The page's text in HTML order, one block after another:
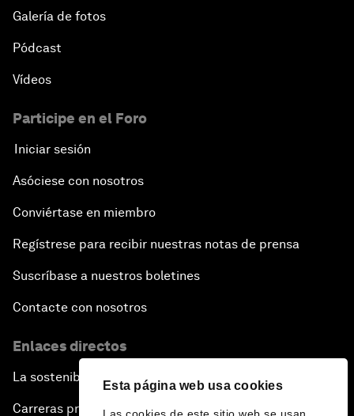
Esta página web usa cookies
Galería de fotos
Pódcast
Vídeos
Participe en el Foro
Iniciar sesión
Asóciese con nosotros
Conviértase en miembro
Regístrese para recibir nuestras notas de prensa
Suscríbase a nuestros boletines
Contacte con nosotros
Enlaces directos
La sostenibilidad en el Foro
Carreras profesionales